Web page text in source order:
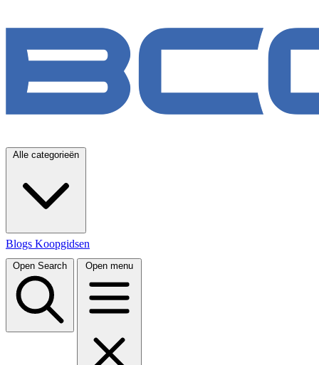
Alle categorieën
Blogs Koopgidsen
Open Search Open menu